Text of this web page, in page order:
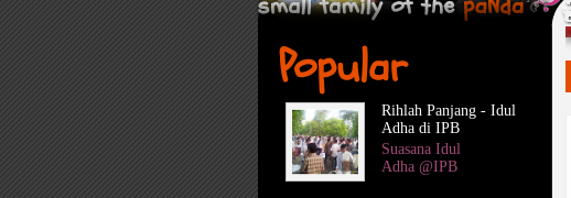
Popular
Rihlah Panjang - Idul
Adha di IPB
Suasana Idul
Adha @IPB